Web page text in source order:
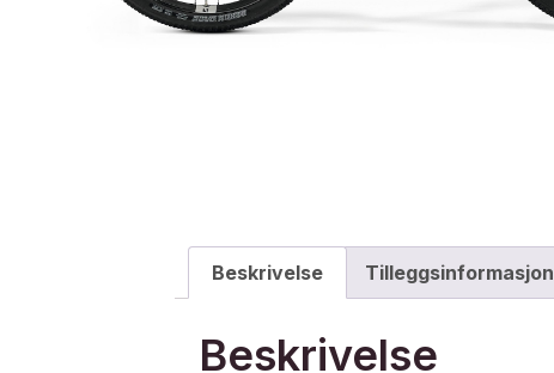
Beskrivelse Tilleggsinformasjon
Beskrivelse